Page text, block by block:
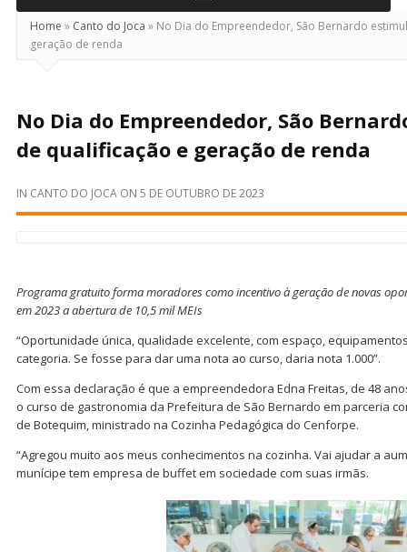
Home » Canto do Joca » No Dia do Empreendedor, São Bernardo
geração de renda
No Dia do Empreendedor, São
de qualificação e geração de renda
IN CANTO DO JOCA ON 5 DE OUTUBRO DE 2023
Programa gratuito forma moradores como incentivo à geração de novas
em 2023 a abertura de 10,5 mil MEIs
“Oportunidade única, qualidade excelente, com espaço,
categoria. Se fosse para dar uma nota ao curso, daria nota 1.000”.
Com essa declaração é que a empreendedora Edna Freitas, de 48
o curso de gastronomia da Prefeitura de São Bernardo em parceria
de Botequim, ministrado na Cozinha Pedagógica do Cenforpe.
“Agregou muito aos meus conhecimentos na cozinha. Vai ajudar a
munícipe tem empresa de buffet em sociedade com suas irmãs.